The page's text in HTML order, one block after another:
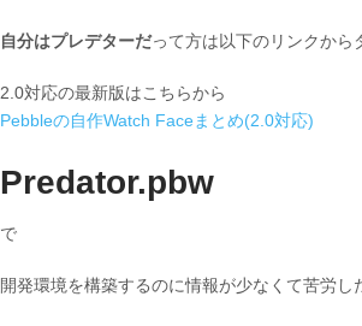
自分はプレデターだって方は以下のリンクから
2.0対応の最新版はこちらから
Pebbleの自作Watch Faceまとめ(2.0対応)
Predator.pbw
で
開発環境を構築するのに情報が少なくて苦労し